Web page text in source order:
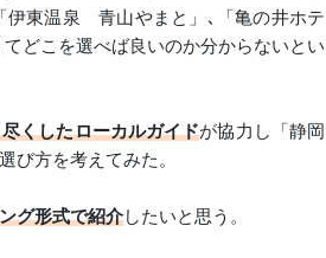
東温泉 青山やまと」､「亀の井ホテ
どこを選べば良いのか分からないとい
くしたローカルガイドが協力し「静岡
び方を考えてみた。
グ形式で紹介したいと思う。